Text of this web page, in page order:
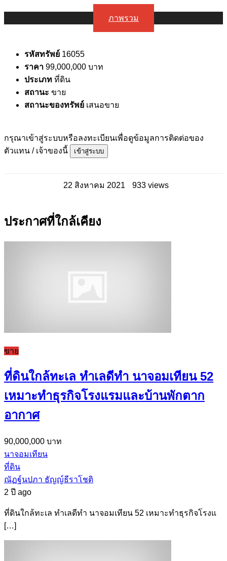
ภาพรวม
รหัสทรัพย์ 16055
ราคา 99,000,000 บาท
ประเภท ที่ดิน
สถานะ ขาย
สถานะของทรัพย์ เสนอขาย
กรุณาเข้าสู่ระบบหรือลงทะเบียนเพื่อดูข้อมูลการติดต่อของ
ตัวแทน / เจ้าของนี้
เข้าสู่ระบบ
22 สิงหาคม 2021 933 views
ประกาศที่ใกล้เคียง
ขาย
ที่ดินใกล้ทะเล ทำเลดีทำ นาจอมเทียน 52
เหมาะทำธุรกิจโรงแรมและบ้านพักตาก
อากาศ
90,000,000 บาท
นาจอมเทียน
ที่ดิน
ณัฏฐ์นปภา ธัญญ์ธีราโชติ
2 ปี ago
ที่ดินใกล้ทะเล ทำเลดีทำ นาจอมเทียน 52 เหมาะทำธุรกิจโรงแ
[…]